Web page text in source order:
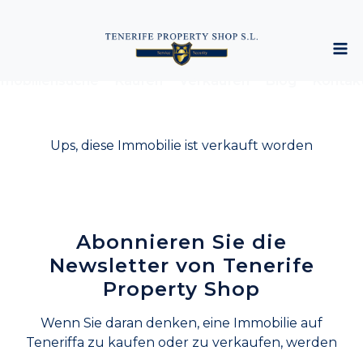
Ups, diese Immobilie ist verkauft worden
Abonnieren Sie die
Newsletter von Tenerife
Property Shop
Wenn Sie daran denken, eine Immobilie auf
Teneriffa zu kaufen oder zu verkaufen, werden